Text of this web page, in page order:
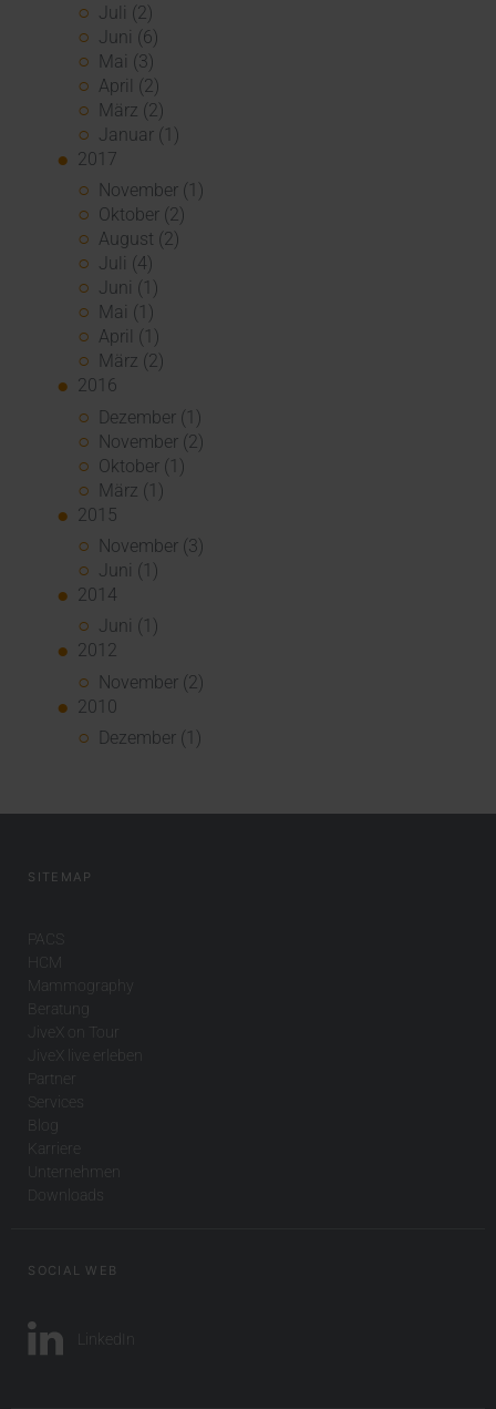
Juli (2)
Juni (6)
Mai (3)
April (2)
März (2)
Januar (1)
2017
November (1)
Oktober (2)
August (2)
Juli (4)
Juni (1)
Mai (1)
April (1)
März (2)
2016
Dezember (1)
November (2)
Oktober (1)
März (1)
2015
November (3)
Juni (1)
2014
Juni (1)
2012
November (2)
2010
Dezember (1)
SITEMAP
PACS
HCM
Mammography
Beratung
JiveX on Tour
JiveX live erleben
Partner
Services
Blog
Karriere
Unternehmen
Downloads
SOCIAL WEB
LinkedIn